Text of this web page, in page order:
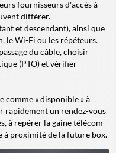
fournisseurs d'accès à
différer.
et descendant), ainsi que
le Wi-Fi ou les répéteurs.
du câble, choisir
(PTO) et vérifier
comme « disponible » à
rapidement un rendez-vous
à repérer la gaine télécom
proximité de la future box.